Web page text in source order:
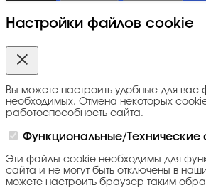
Настройки файлов cookie
Вы можете настроить удобные для
необходимых. Отмена некоторых
работоспособность сайта.
Функциональные/
Эти файлы cookie необходимы для
сайта и не могут быть отключены в
можете настроить браузер таким